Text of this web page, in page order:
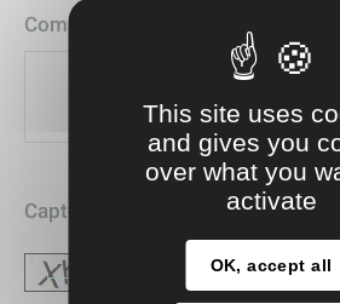
Commentaire
Captcha
This site uses
and gives you
over what you
activate
OK, accept all